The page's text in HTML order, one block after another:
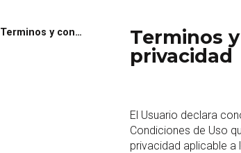
Terminos y condiciones/Politica de privacidad
Terminos
privacidad
El Usuario declara
Condiciones de Uso
privacidad aplicable a